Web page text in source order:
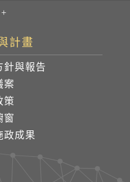
計畫
針與報告
案
策
窗
政成果